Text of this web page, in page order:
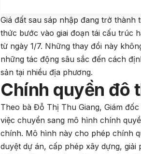
Giá đất sau sáp nhập đang trở
thức bước vào giai đoạn tái cấu trúc
từ ngày 1/7. Những thay đổi này
những tác động sâu sắc đến cách
sản tại nhiều địa phương.
Chính quyền đô
Theo bà Đỗ Thị Thu Giang, Giám
việc chuyển sang mô hình chính
chính. Mô hình này cho phép chính
duyệt dự án, cấp phép xây dựng,